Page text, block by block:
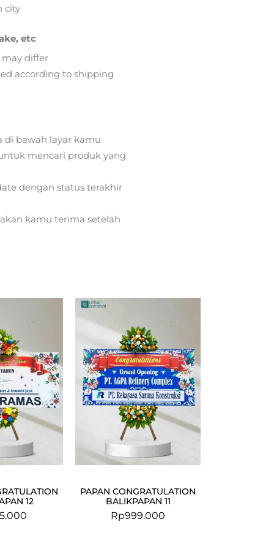
city
etc
differ
according to shipping
di bawah layar kamu
mencari produk yang
dengan status terakhir
kamu terima setelah
12
PAPAN CONGRATULATION
BALIKPAPAN 11
Rp999.000